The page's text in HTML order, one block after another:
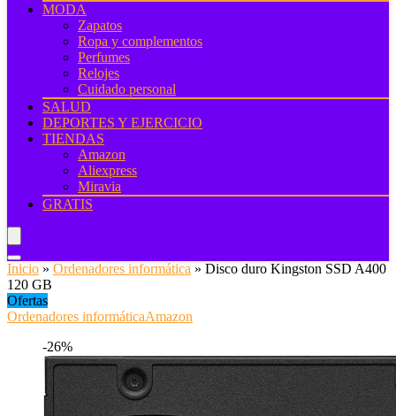
MODA
Zapatos
Ropa y complementos
Perfumes
Relojes
Cuidado personal
SALUD
DEPORTES Y EJERCICIO
TIENDAS
Amazon
Aliexpress
Miravia
GRATIS
Inicio » Ordenadores informática » Disco duro Kingston SSD A400
120 GB
Ofertas
Ordenadores informáticaAmazon
-26%